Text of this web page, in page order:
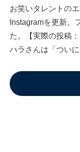
お笑いタレントの
Instagramを更新。
た。【実際の投稿
ハラさんは「つい